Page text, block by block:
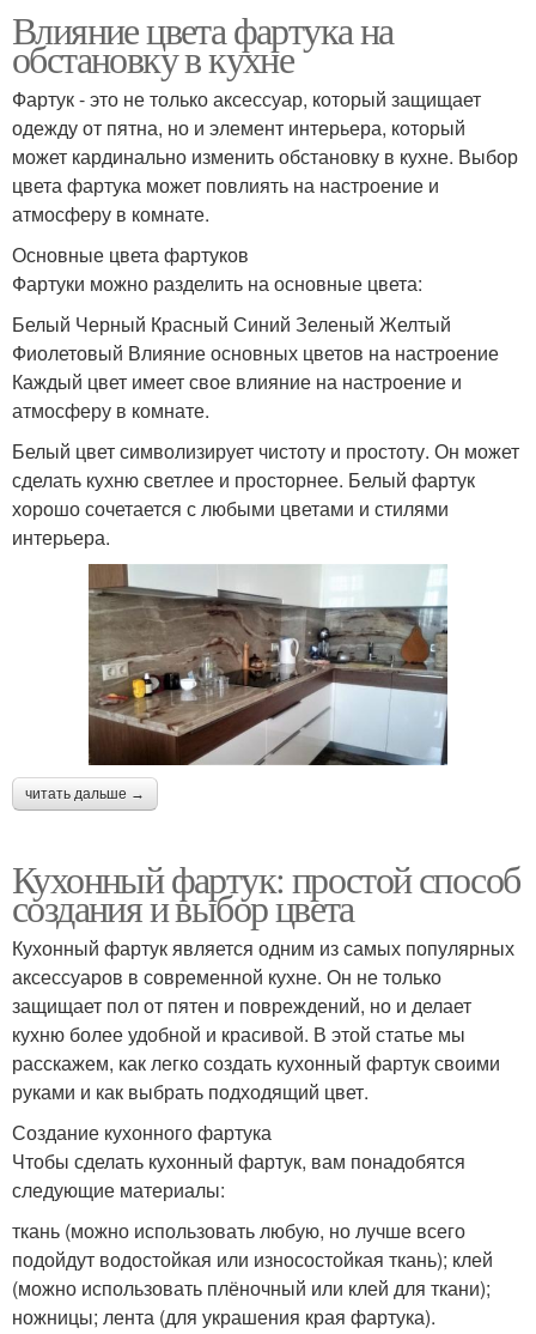
Влияние цвета фартука на
обстановку в кухне
Фартук - это не только аксессуар, который защищает
одежду от пятна, но и элемент интерьера, который
может кардинально изменить обстановку в кухне. Выбор
цвета фартука может повлиять на настроение и
атмосферу в комнате.
Основные цвета фартуков
Фартуки можно разделить на основные цвета:
Белый Черный Красный Синий Зеленый Желтый
Фиолетовый Влияние основных цветов на настроение
Каждый цвет имеет свое влияние на настроение и
атмосферу в комнате.
Белый цвет символизирует чистоту и простоту. Он может
сделать кухню светлее и просторнее. Белый фартук
хорошо сочетается с любыми цветами и стилями
интерьера.
читать дальше →
Кухонный фартук: простой способ
создания и выбор цвета
Кухонный фартук является одним из самых популярных
аксессуаров в современной кухне. Он не только
защищает пол от пятен и повреждений, но и делает
кухню более удобной и красивой. В этой статье мы
расскажем, как легко создать кухонный фартук своими
руками и как выбрать подходящий цвет.
Создание кухонного фартука
Чтобы сделать кухонный фартук, вам понадобятся
следующие материалы:
ткань (можно использовать любую, но лучше всего
подойдут водостойкая или износостойкая ткань); клей
(можно использовать плёночный или клей для ткани);
ножницы; лента (для украшения края фартука).